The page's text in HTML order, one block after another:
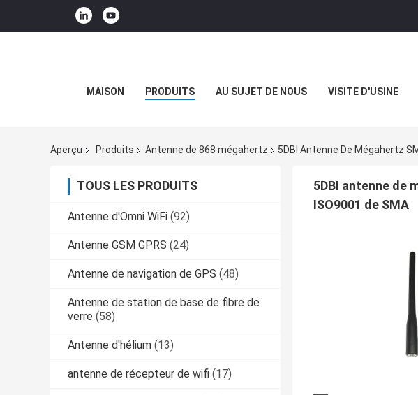
MAISON PRODUITS AU SUJET DE NOUS VISITE D'USINE
Aperçu Produits Antenne de 868 mégahertz 5DBI Antenne De Mégahertz
TOUS LES PRODUITS
Antenne d'Omni WiFi (92)
Antenne GSM GPRS (24)
Antenne de navigation de GPS (48)
Antenne de station de base de fibre de
verre (58)
Antenne d'hélium (13)
antenne de récepteur de wifi (17)
5DBI antenne de
ISO9001 de SMA